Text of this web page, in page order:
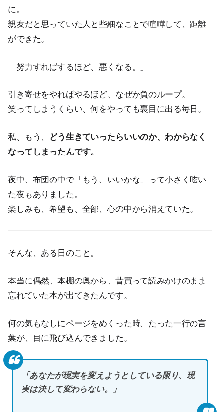
に。
親友だと思っていた人と些細なことで喧嘩して、距離
ができた。
「努力すればするほど、悪くなる。」
引き寄せをやればやるほど、なぜか負のループ。
笑ってしまうくらい、何をやっても裏目に出る毎日。
私、もう、 どう生きていったらいいのか、わからなく
なってしまったんです。
夜中、布団の中で「もう、いいかな」って小さく呟い
た夜もありました。
楽しみも、希望も、全部、心の中から消えていた。
そんな、ある日のこと。
本当に偶然、本棚の奥から、昔買って読みかけのまま
忘れていた本が出てきたんです。
何の気もなしにページをめくった時、たった一行の言
葉が、目に飛び込んできました。
「あなたが現実を変えようとしている限り、現
実は決して変わらない。」